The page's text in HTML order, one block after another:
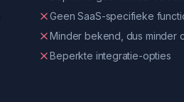
Geen SaaS-specifieke
Minder bekend, dus minder
Beperkte integratie-opties